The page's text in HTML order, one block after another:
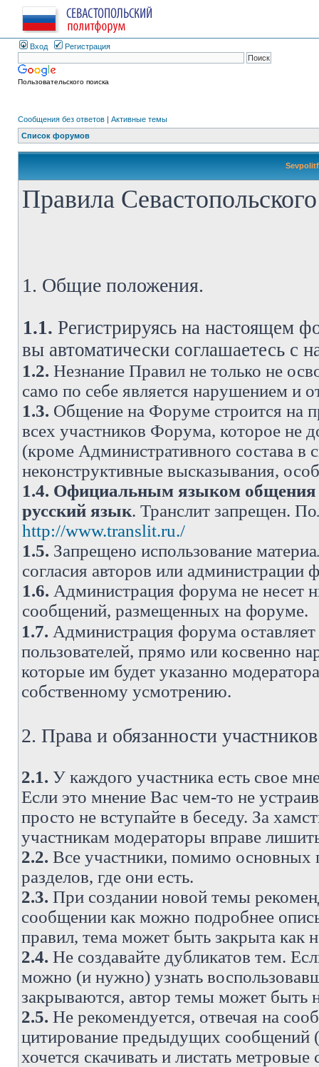
Вход Регистрация
Пользовательского поиска
Сообщения без ответов | Активные темы
Список форумов
Правила
1. Общие положения.
1.1. Регистрируясь на настоящем
вы автоматически соглашаетесь
1.2. Незнание Правил не только не
само по себе является нарушением и
1.3. Общение на Форуме строится на
всех участников Форума, которое не
(кроме Административного состава в
неконструктивные высказывания,
1.4. Официальным языком общения
русский язык. Транслит запрещен.
http://www.translit.ru./
1.5. Запрещено использование
согласия авторов или администрации
1.6. Администрация форума не несет
сообщений, размещенных на форуме.
1.7. Администрация форума
пользователей, прямо или косвенно
которые им будет указанно
собственному усмотрению.
2. Права и обязанности
2.1. У каждого участника есть свое
Если это мнение Вас чем-то не
просто не вступайте в беседу. За
участникам модераторы вправе
2.2. Все участники, помимо основных
разделов, где они есть.
2.3. При создании новой темы
сообщении как можно подробнее
правил, тема может быть закрыта как
2.4. Не создавайте дубликатов тем.
можно (и нужно) узнать
закрываются, автор темы может быть
2.5. Не рекомендуется, отвечая на
цитирование предыдущих сообщений
хочется скачивать и листать